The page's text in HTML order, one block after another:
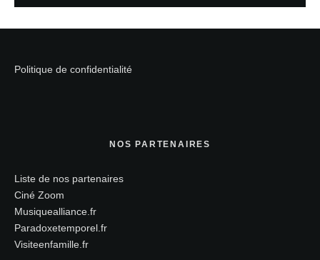
Politique de confidentialité
NOS PARTENAIRES
Liste de nos partenaires
Ciné Zoom
Musiquealliance.fr
Paradoxetemporel.fr
Visiteenfamille.fr